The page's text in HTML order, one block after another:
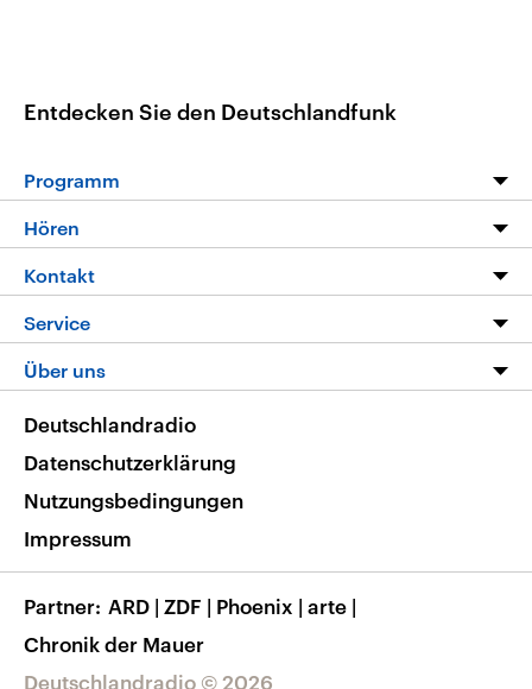
Entdecken Sie den Deutschlandfunk
Programm
Programm
Die Nachrichten
Nachrichtenleicht
Neue Beiträge auf dlf.de
Hören
Livestream
Podcasts
Deutschlandfunk App
Nachrichten App
Frequenzen
Kontakt
Hörerservice
Service
FAQ
Veranstaltungen
Musikliste
RSS
Über uns
Barrierefreiheit
Deutschlandradio © 2026
Deutschlandradio
Datenschutzerklärung
Nutzungsbedingungen
Impressum
Partner ARD | ZDF | Phoenix | arte |
Chronik der Mauer